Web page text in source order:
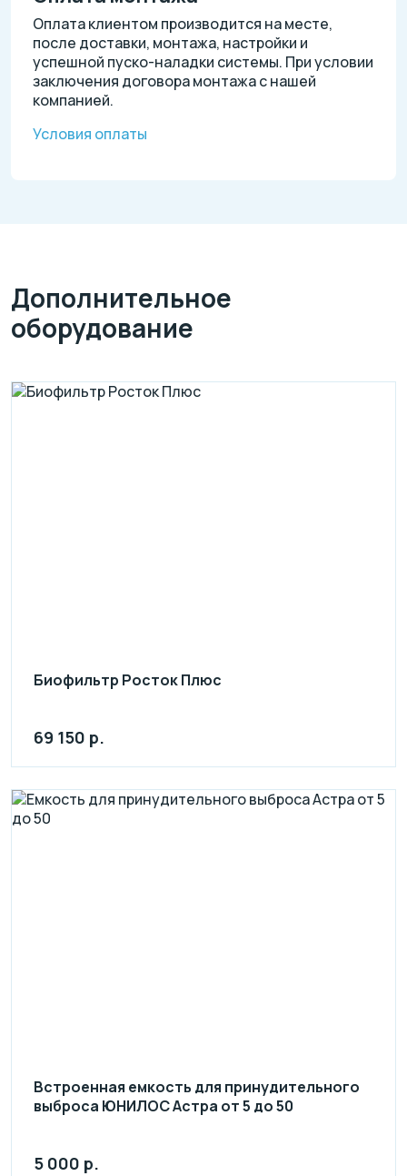
Оплата клиентом производится на месте,
после доставки, монтажа, настройки и
успешной пуско-наладки системы. При условии
заключения договора монтажа с нашей
компанией.
Условия оплаты
Дополнительное
оборудование
Биофильтр Росток Плюс
69 150 р.
Встроенная емкость для принудительного
выброса ЮНИЛОС Астра от 5 до 50
5 000 р.